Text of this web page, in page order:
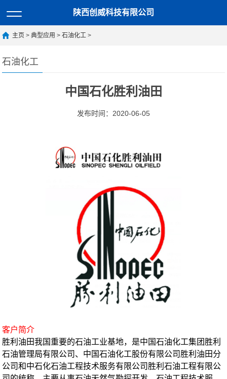
陕西创威科技有限公司
主页 >典型应用 >石油化工 >
石油化工
中国石化胜利油田
发布时间：2020-06-05
客户简介
胜利油田我国重要的石油工业基地，是中国石油化工集团胜利
石油管理局有限公司、中国石油化工股份有限公司胜利油田分
公司和中石化石油工程技术服务有限公司胜利石油工程有限公